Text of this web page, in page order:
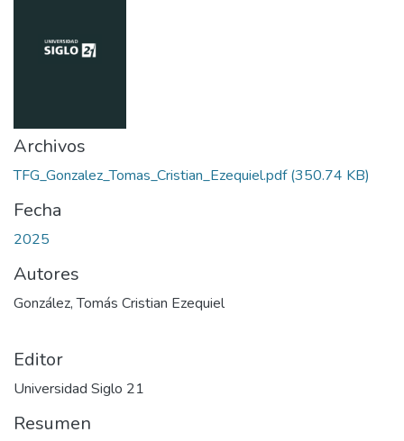
Archivos
TFG_Gonzalez_Tomas_Cristian_Ezequiel.pdf(350.74 KB)
Fecha
2025
Autores
González, Tomás Cristian Ezequiel
Editor
Universidad Siglo 21
Resumen